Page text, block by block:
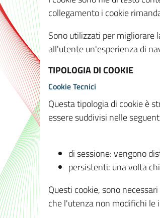
collegamento i cookie
Sono utilizzati per migliorare
all'utente un'esperienza di
TIPOLOGIA DI COOKIE
Cookie Tecnici
Questa tipologia di cookie è
essere suddivisi nelle
di sessione: vengono
persistenti: una volta
Questi cookie, sono
che l'utenza non modifichi le